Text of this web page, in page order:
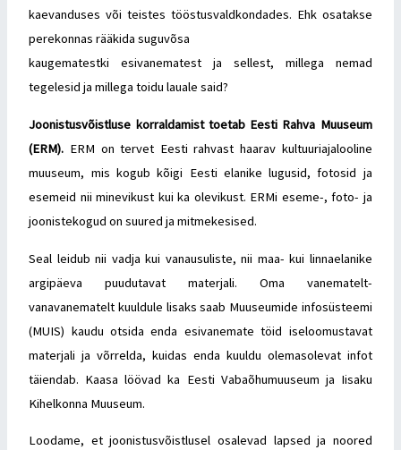
kaevanduses või teistes tööstusvaldkondades. Ehk osatakse
perekonnas rääkida suguvõsa
kaugematestki esivanematest ja sellest, millega nemad
tegelesid ja millega toidu lauale said?
Joonistusvõistluse korraldamist toetab Eesti Rahva Muuseum
(ERM). ERM on tervet Eesti rahvast haarav kultuuriajalooline
muuseum, mis kogub kõigi Eesti elanike lugusid, fotosid ja
esemeid nii minevikust kui ka olevikust. ERMi eseme-, foto- ja
joonistekogud on suured ja mitmekesised.
Seal leidub nii vadja kui vanausuliste, nii maa- kui linnaelanike
argipäeva puudutavat materjali. Oma vanematelt-
vanavanematelt kuuldule lisaks saab Muuseumide infosüsteemi
(MUIS) kaudu otsida enda esivanemate töid iseloomustavat
materjali ja võrrelda, kuidas enda kuuldu olemasolevat infot
täiendab. Kaasa löövad ka Eesti Vabaõhumuuseum ja Iisaku
Kihelkonna Muuseum.
Loodame, et joonistusvõistlusel osalevad lapsed ja noored